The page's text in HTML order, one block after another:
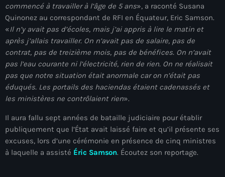
Actualités
Blog Grid Sidebar
Contact
Archives
août 2026
juillet 2026
commencé à travailler à l’âge de 5 ans», a raconté Susana
Quinonez au correspondant de RFI en Équateur, Eric Samson.
«Il n’y avait pas d’écoles, mais j’ai appris à lire le matin et
après j’allais travailler. On n’avait pas de salaire, pas de
contrat, pas de treizième mois, pas de bénéfices. On n’avait
pas l’eau courante ni l’électricité, rien de rien. On ne réalisait
pas que notre situation était anormale car on n’était pas
éduqués. Les portails des haciendas étaient cadenassés et
les ministères ne contrôlaient rien».
Il aura fallu sept années de bataille judiciaire pour établir
publiquement que l’État avait laissé faire et qu’il présente ses
excuses, lors d’une cérémonie en présence de cinq ministres
à laquelle a assisté Éric Samson. Écoutez son reportage.